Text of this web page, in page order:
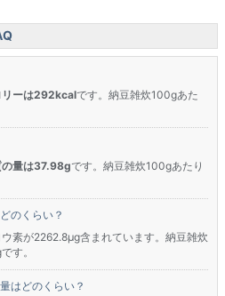
リーは292kcalです。納豆雑炊100gあた
の量は37.98gです。納豆雑炊100gあたり
のくらい？
素が2262.8μg含まれています。納豆雑炊
す。
はどのくらい？